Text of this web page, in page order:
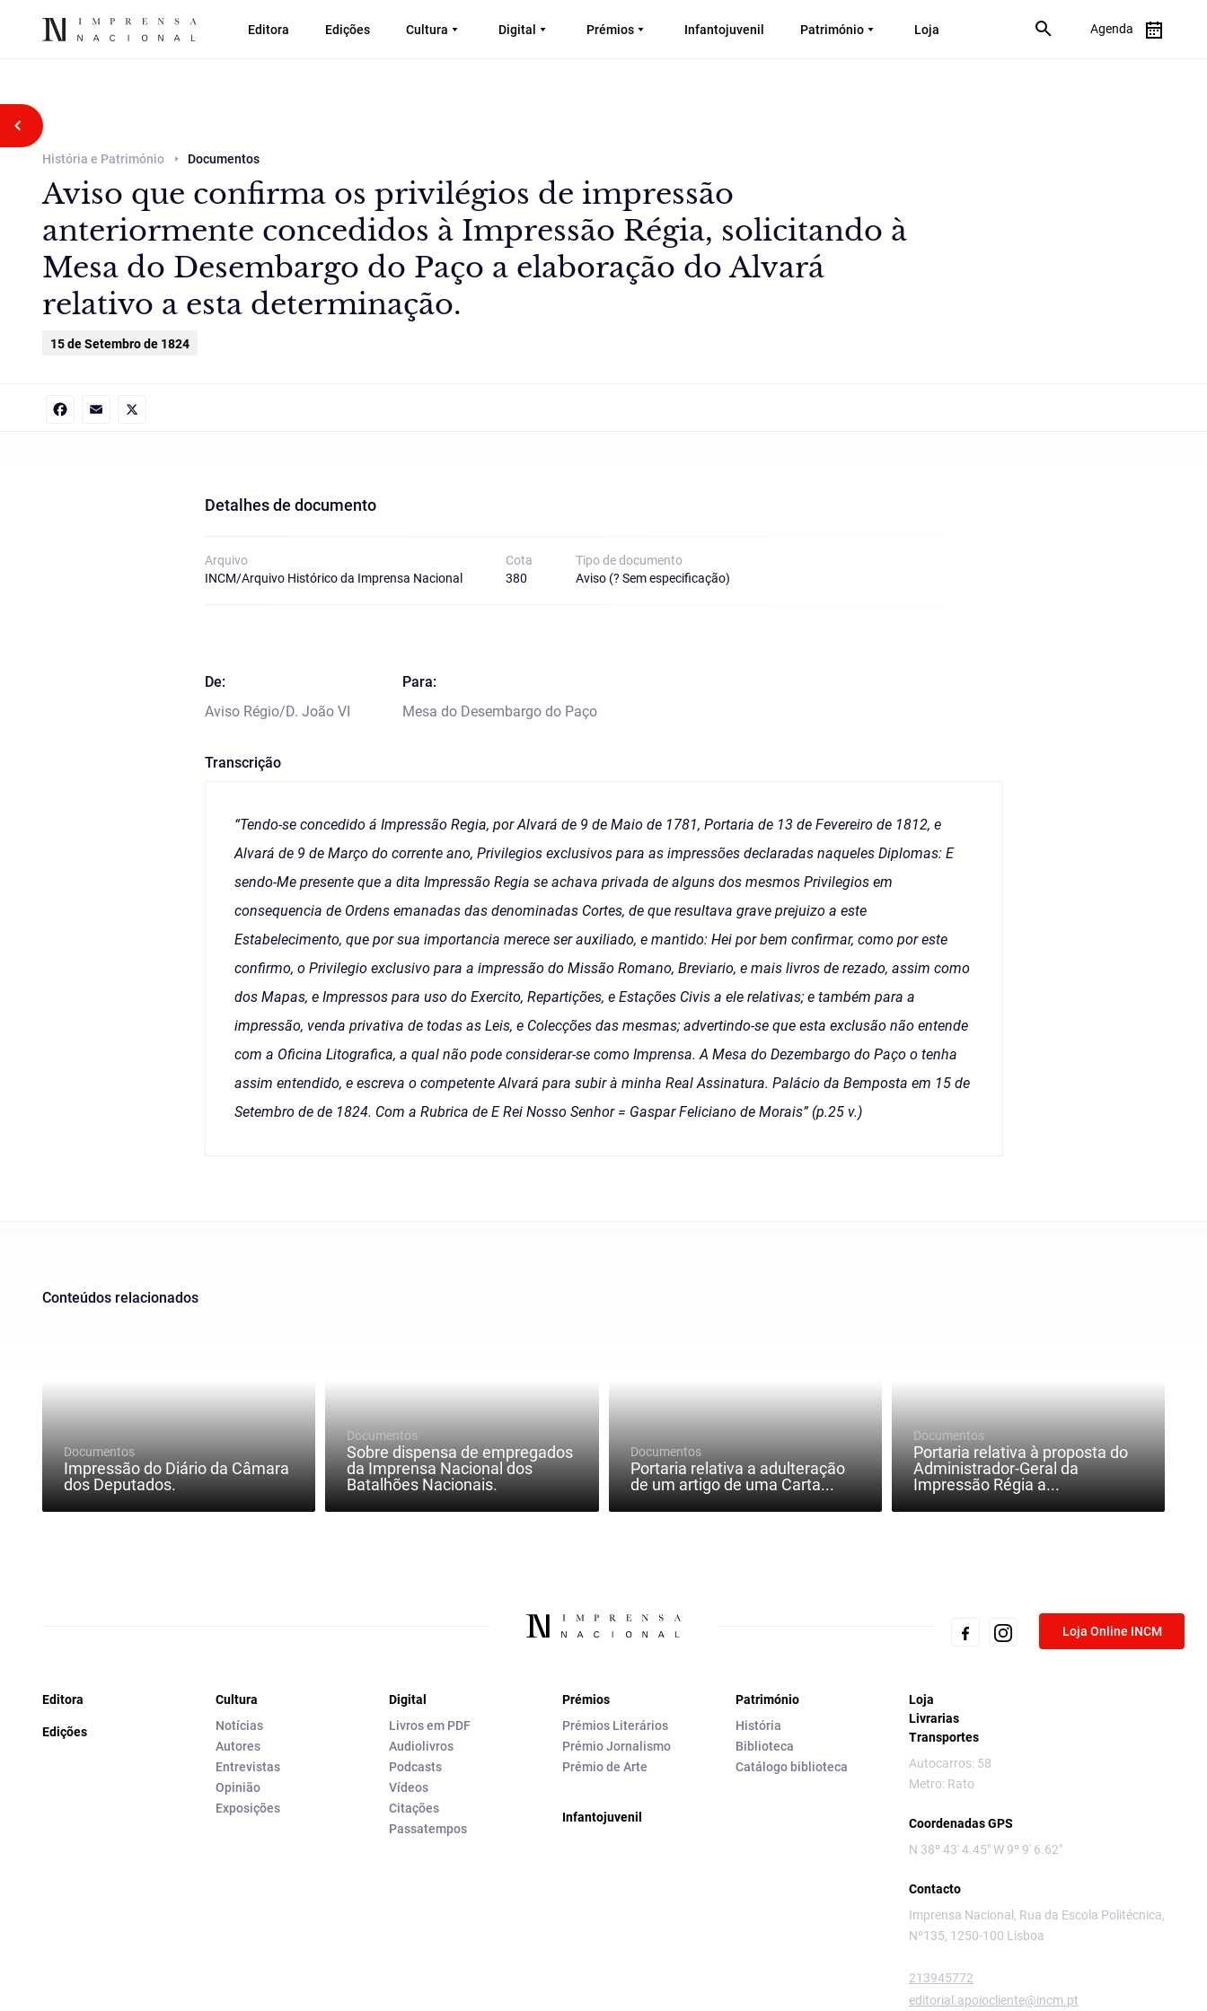
Editora Edições Cultura Digital Prémios Infantojuvenil Património Loja Agenda
Voltar atrás
História e Património Documentos
Aviso que confirma os privilégios de impressão
anteriormente concedidos à Impressão Régia, solicitando à
Mesa do Desembargo do Paço a elaboração do Alvará
relativo a esta determinação.
15 de Setembro de 1824
Detalhes de documento
Arquivo
INCM/Arquivo Histórico da Imprensa Nacional
Cota
380
Tipo de documento
Aviso (? Sem especificação)
De:
Aviso Régio/D. João VI
Para:
Mesa do Desembargo do Paço
Transcrição
“Tendo-se concedido á Impressão Regia, por Alvará de 9 de Maio de 1781, Portaria de 13 de Fevereiro de 1812, e
Alvará de 9 de Março do corrente ano, Privilegios exclusivos para as impressões declaradas naqueles Diplomas: E
sendo-Me presente que a dita Impressão Regia se achava privada de alguns dos mesmos Privilegios em
consequencia de Ordens emanadas das denominadas Cortes, de que resultava grave prejuizo a este
Estabelecimento, que por sua importancia merece ser auxiliado, e mantido: Hei por bem confirmar, como por este
confirmo, o Privilegio exclusivo para a impressão do Missão Romano, Breviario, e mais livros de rezado, assim como
dos Mapas, e Impressos para uso do Exercito, Repartições, e Estações Civis a ele relativas; e também para a
impressão, venda privativa de todas as Leis, e Colecções das mesmas; advertindo-se que esta exclusão não entende
com a Oficina Litografica, a qual não pode considerar-se como Imprensa. A Mesa do Dezembargo do Paço o tenha
assim entendido, e escreva o competente Alvará para subir à minha Real Assinatura. Palácio da Bemposta em 15 de
Setembro de de 1824. Com a Rubrica de E Rei Nosso Senhor = Gaspar Feliciano de Morais” (p.25 v.)
Conteúdos relacionados
Documentos
Impressão do Diário da Câmara
dos Deputados.
Documentos
Sobre dispensa de empregados
da Imprensa Nacional dos
Batalhões Nacionais.
Documentos
Portaria relativa a adulteração
de um artigo de uma Carta...
Documentos
Portaria relativa à proposta do
Administrador-Geral da
Impressão Régia a...
Loja Online INCM
Editora
Edições
Cultura
Notícias
Autores
Entrevistas
Opinião
Exposições
Digital
Livros em PDF
Audiolivros
Podcasts
Vídeos
Citações
Passatempos
Prémios
Prémios Literários
Prémio Jornalismo
Prémio de Arte
Infantojuvenil
Património
História
Biblioteca
Catálogo biblioteca
Loja
Livrarias
Transportes
Autocarros: 58
Metro: Rato
Coordenadas GPS
N 38º 43' 4.45" W 9º 9' 6.62"
Contacto
Imprensa Nacional, Rua da Escola Politécnica,
Nº135, 1250-100 Lisboa
213945772
editorial.apoiocliente@incm.pt